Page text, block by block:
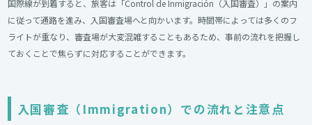
国際線が到着すると、旅客は「Control de Inmigración（入国審査）」の案内
に従って通路を進み、入国審査場へと向かいます。時間帯によっては多くのフ
ライトが重なり、審査場が大変混雑することもあるため、事前の流れを把握し
ておくことで焦らずに対応することができます。
入国審査（Immigration）での流れと注意点